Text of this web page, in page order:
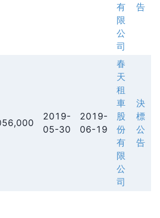
有
限
公
司
告
2019-
05-30
2019-
06-19
春
天
租
車
股
份
有
限
公
司
決
標
公
告